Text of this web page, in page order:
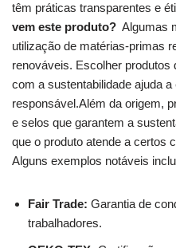
⁣têm práticas transparentes ‌e
vem este produto?
Algumas
utilização de matérias-primas
renováveis. Escolher
com a sustentabilidade ‌ajuda
responsável.Além da ​origem,
e selos ⁣que garantem a
que o produto atende a certos
Alguns exemplos notáveis⁤
Fair Trade: Garantia de
trabalhadores.